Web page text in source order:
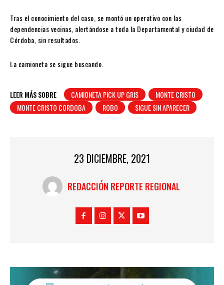
Tras el conocimiento del caso, se montó un operativo con las
dependencias vecinas, alertándose a toda la Departamental y ciudad de
Córdoba, sin resultados.
La camioneta se sigue buscando.
LEER MÁS SOBRE CAMIONETA PICK UP GRIS
MONTE CRISTO
MONTE CRISTO CORDOBA
ROBO SIGUE SIN APARECER
23 DICIEMBRE, 2021
REDACCIÓN REPORTE REGIONAL